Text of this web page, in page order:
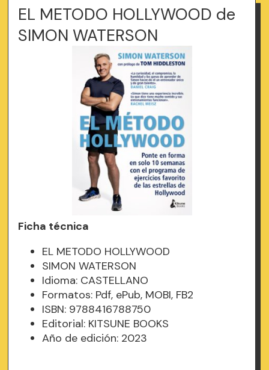
EL METODO HOLLYWOOD de
SIMON WATERSON
Ficha técnica
EL METODO HOLLYWOOD
SIMON WATERSON
Idioma: CASTELLANO
Formatos: Pdf, ePub, MOBI, FB2
ISBN: 9788416788750
Editorial: KITSUNE BOOKS
Año de edición: 2023